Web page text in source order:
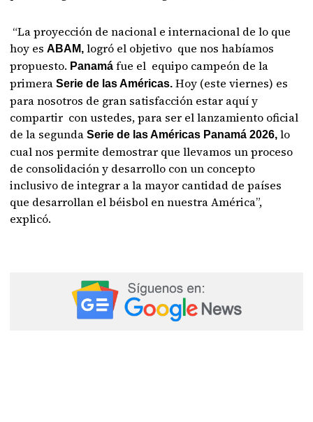
“La proyección de nacional e internacional de lo que
hoy esABAM,logró el objetivo que nos habíamos
propuesto. Panamá fue el equipo campeón de la
primeraSerie de las Américas. Hoy (este viernes) es
para nosotros de gran satisfacción estar aquí y
compartir con ustedes, para ser el lanzamiento oficial
de la segundaSerie de las Américas Panamá 2026, lo
cual nos permite demostrar que llevamos un proceso
de consolidación y desarrollo con un concepto
inclusivo de integrar a la mayor cantidad de países
que desarrollan el béisbol en nuestra América”,
explicó.